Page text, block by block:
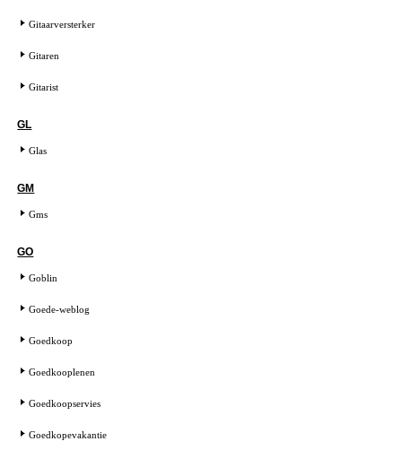
Gitaarversterker
Gitaren
Gitarist
GL
Glas
GM
Gms
GO
Goblin
Goede-weblog
Goedkoop
Goedkooplenen
Goedkoopservies
Goedkopevakantie